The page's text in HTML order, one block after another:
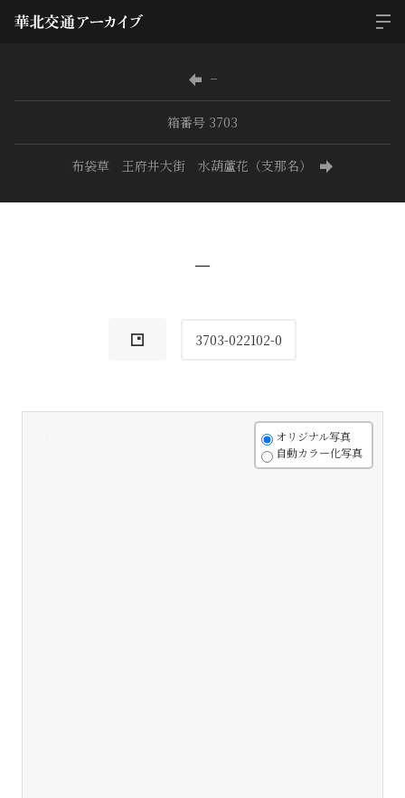
−
箱番号 3703
布袋草 王府井大街 水葫蘆花（支那名）
−
3703-022102-0
オリジナル写真
自動カラー化写真